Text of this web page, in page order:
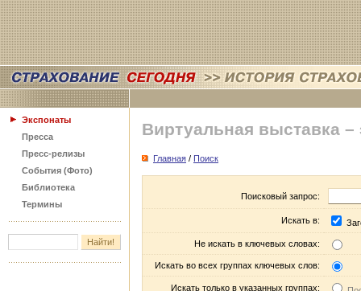
Экспонаты
Пресса
Пресс-релизы
События (Фото)
Библиотека
Термины
Виртуальная выставка –
Главная / Поиск
Поисковый запрос:
Искать в:
Не искать в ключевых словах:
Искать во всех группах ключевых слов:
Искать только в указанных группах: